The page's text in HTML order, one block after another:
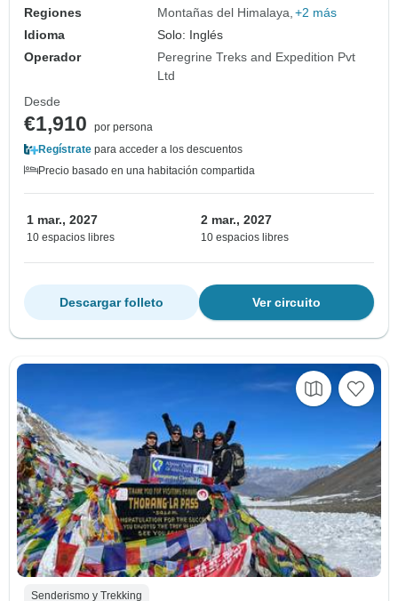
Regiones
Montañas del Himalaya +2 más
Idioma
Solo: Inglés
Operador
Peregrine Treks and Expedition Pvt
Ltd
Desde
€1,910
por persona
Regístrate para acceder a los descuentos
Precio basado en una habitación compartida
1 mar., 2027
10 espacios libres
2 mar., 2027
10 espacios libres
Ver circuito
Descargar folleto
Senderismo y Trekking